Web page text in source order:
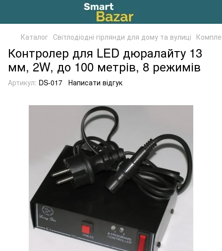
Каталог Світлодіодні гірлянди для дому та вулиці
Контролер для LED дюралайту 13
мм, 2W, до 100 метрів, 8 режимів
Артикул: DS-017 Написати відгук